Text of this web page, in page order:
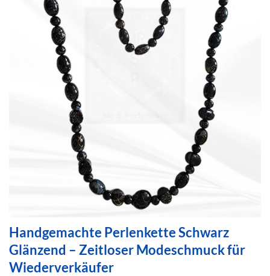
Handgemachte Perlenkette Schwarz
Glänzend – Zeitloser Modeschmuck für
Wiederverkäufer